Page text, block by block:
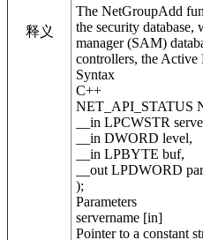
释义
The NetGroupAdd
the security database,
manager (SAM)
controllers, the Active
Syntax
C++
NET_API_STATUS
__in LPCWSTR
__in DWORD level,
__in LPBYTE buf,
__out LPDWORD
);
Parameters
servername [in]
Pointer to a constant